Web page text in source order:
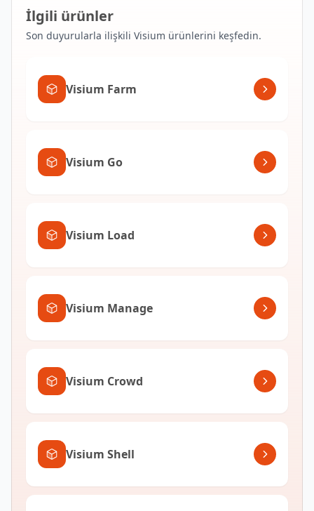
İlgili ürünler
Son duyurularla ilişkili Visium ürünlerini keşfedin.
Visium Farm
Visium Go
Visium Load
Visium Manage
Visium Crowd
Visium Shell